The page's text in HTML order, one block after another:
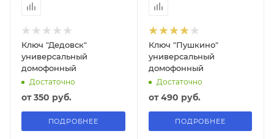
Ключ "Дедовск"
универсальный
домофонный
Достаточно
от350 руб.
ПОДРОБНЕЕ
Ключ "Пушкино"
универсальный
домофонный
Достаточно
от490 руб.
ПОДРОБНЕЕ